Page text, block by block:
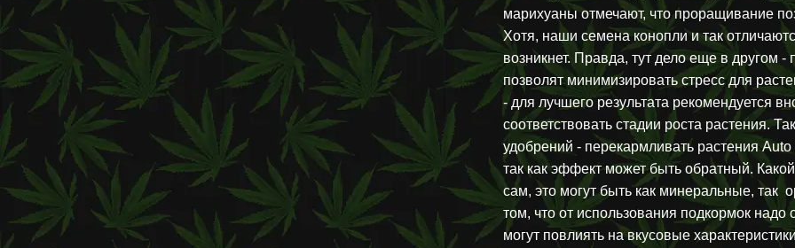
марихуаны отмечают, что проращивание
Хотя, наши семена конопли и так
возникнет. Правда, тут дело еще в
позволят минимизировать стресс для
- для лучшего результата рекомендуется
соответствовать стадии роста растения.
удобрений - перекармливать растения
так как эффект может быть обратный.
сам, это могут быть как минеральные, так
том, что от использования подкормок надо
могут повлиять на вкусовые